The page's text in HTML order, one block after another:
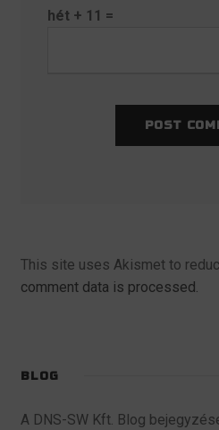
hét + 11 =
This site uses Akismet to
comment data is processed.
BLOG
A DNS-SW Kft. Blog